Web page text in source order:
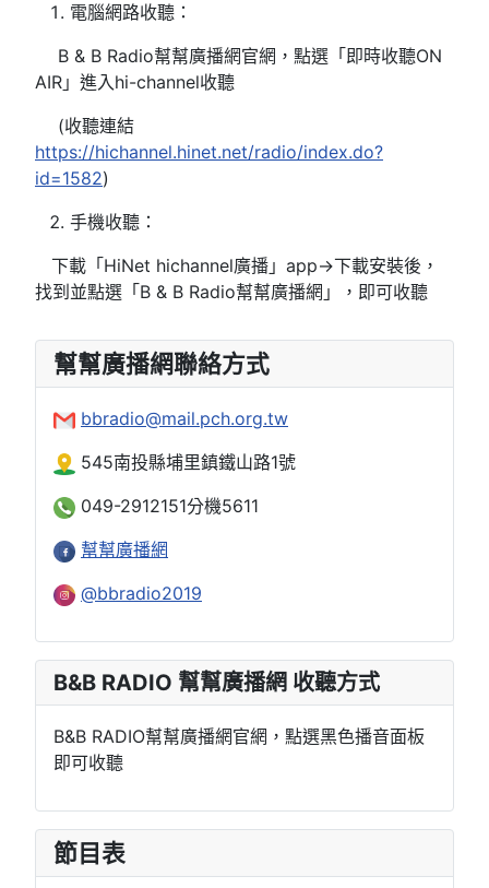
電腦網路收聽：
B & B Radio幫幫廣播網官網，點選「即時收聽ON
AIR」進入hi-channel收聽
(收聽連結
https://hichannel.hinet.net/radio/index.do?
id=1582)
手機收聽：
下載「HiNet hichannel廣播」app→下載安裝後，
找到並點選「B & B Radio幫幫廣播網」，即可收聽
幫幫廣播網聯絡方式
bbradio@mail.pch.org.tw
545南投縣埔里鎮鐵山路1號
049-2912151分機5611
幫幫廣播網
@bbradio2019
B&B RADIO 幫幫廣播網 收聽方式
B&B RADIO幫幫廣播網官網，點選黑色播音面板
即可收聽
節目表